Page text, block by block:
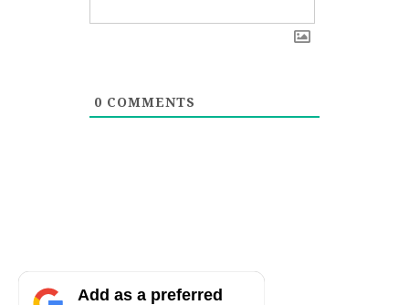
0 COMMENTS
Add as a preferred